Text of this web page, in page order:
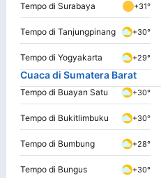
Tempo di Surabaya +31°
Tempo di Tanjungpinang +30°
Tempo di Yogyakarta +29°
Cuaca di Sumatera Barat
Tempo di Buayan Satu +30°
Tempo di Bukitlimbuku +30°
Tempo di Bumbung +28°
Tempo di Bungus +30°